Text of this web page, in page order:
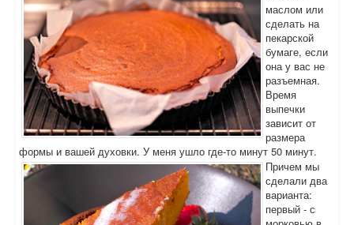
маслом или
сделать на
пекарской
бумаге, если
она у вас не
разъемная.
Время
выпечки
зависит от
размера
формы и вашей духовки. У меня ушло где-то минут 50 минут.
Причем мы
сделали два
варианта:
первый - с